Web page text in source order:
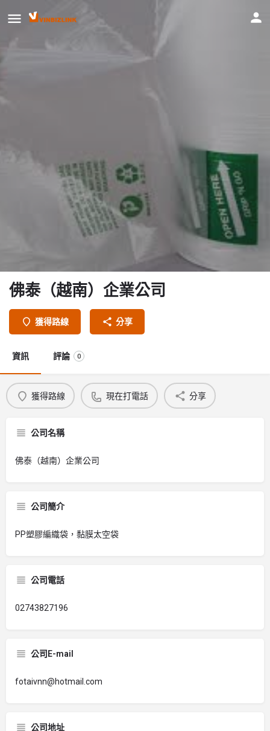
佛泰（越南）企業公司
獲得路線 分享
資訊 評論 0
獲得路線 現在打電話 分享
公司名稱
佛泰（越南）企業公司
公司簡介
PP塑膠編織袋，黏膜太空袋
公司電話
02743827196
公司E-mail
fotaivnn@hotmail.com
公司地址